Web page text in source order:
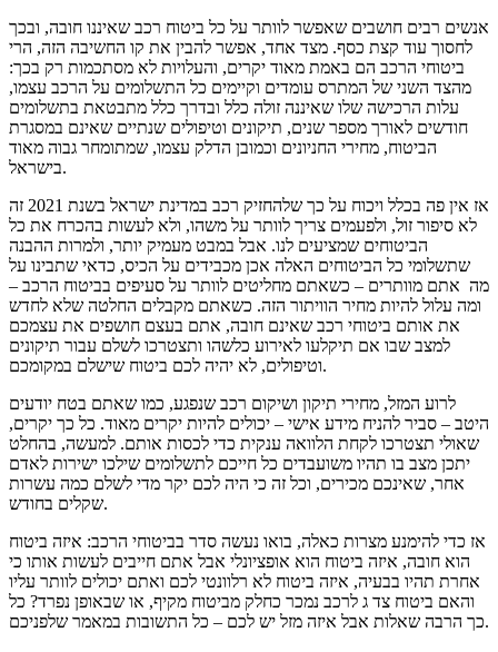
אנשים רבים חושבים שאפשר לוותר על כל ביטוח רכב שאיננו חובה, ובכך
לחסוך עוד קצת כסף. מצד אחד, אפשר להבין את קו החשיבה הזה, הרי
ביטוחי הרכב הם באמת מאוד יקרים, והעלויות לא מסתכמות רק בכך:
מהצד השני של המתרס עומדים וקיימים כל התשלומים על הרכב עצמו,
עלות הרכישה שלו שאיננה זולה כלל ובדרך כלל מתבטאת בתשלומים
חודשים לאורך מספר שנים, תיקונים וטיפולים שנתיים שאינם במסגרת
הביטוח, מחירי החניונים וכמובן הדלק עצמו, שמתומחר גבוה מאוד
בישראל.
אז אין פה בכלל ויכוח על כך שלהחזיק רכב במדינת ישראל בשנת 2021 זה
לא סיפור זול, ולפעמים צריך לוותר על משהו, ולא לעשות בהכרח את כל
הביטוחים שמציעים לנו. אבל במבט מעמיק יותר, ולמרות ההבנה
שתשלומי כל הביטוחים האלה אכן מכבידים על הכיס, כדאי שתבינו על
מה אתם מוותרים – כשאתם מחליטים לוותר על סעיפים בביטוח הרכב –
ומה עלול להיות מחיר הוויתור הזה. כשאתם מקבלים החלטה שלא לחדש
את אותם ביטוחי רכב שאינם חובה, אתם בעצם חושפים את עצמכם
למצב שבו אם תיקלעו לאירוע כלשהו ותצטרכו לשלם עבור תיקונים
וטיפולים, לא יהיה לכם ביטוח שישלם במקומכם.
לרוע המזל, מחירי תיקון ושיקום רכב שנפגע, כמו שאתם בטח יודעים
היטב – סביר להניח מידע אישי – יכולים להיות יקרים מאוד. כל כך יקרים,
שאולי תצטרכו לקחת הלוואה ענקית כדי לכסות אותם. למעשה, בהחלט
יתכן מצב בו תהיו משועבדים כל חייכם לתשלומים שילכו ישירות לאדם
אחר, שאינכם מכירים, וכל זה כי היה לכם יקר מדי לשלם כמה עשרות
שקלים בחודש.
אז כדי להימנע מצרות כאלה, בואו נעשה סדר בביטוחי הרכב: איזה ביטוח
הוא חובה, איזה ביטוח הוא אופציונלי אבל אתם חייבים לעשות אותו כי
אחרת תהיו בבעיה, איזה ביטוח לא רלוונטי לכם ואתם יכולים לוותר עליו
והאם ביטוח צד ג לרכב נמכר כחלק מביטוח מקיף, או שבאופן נפרד? כל
כך הרבה שאלות אבל איזה מזל יש לכם – כל התשובות במאמר שלפניכם.